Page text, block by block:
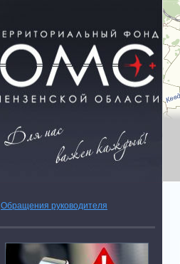
Обращения руководителя